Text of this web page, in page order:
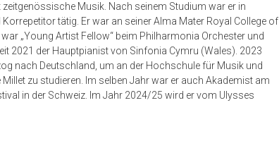
Musik. Nach seinem Studium war er in
tätig. Er war an seiner Alma Mater Royal College of
„Young Artist Fellow“ beim Philharmonia Orchester und
2021 der Hauptpianist von Sinfonia Cymru (Wales). 2023
nach Deutschland, um an der Hochschule für Musik und
zu studieren. Im selben Jahr war er auch Akademist am
in der Schweiz. Im Jahr 2024/25 wird er vom Ulysses